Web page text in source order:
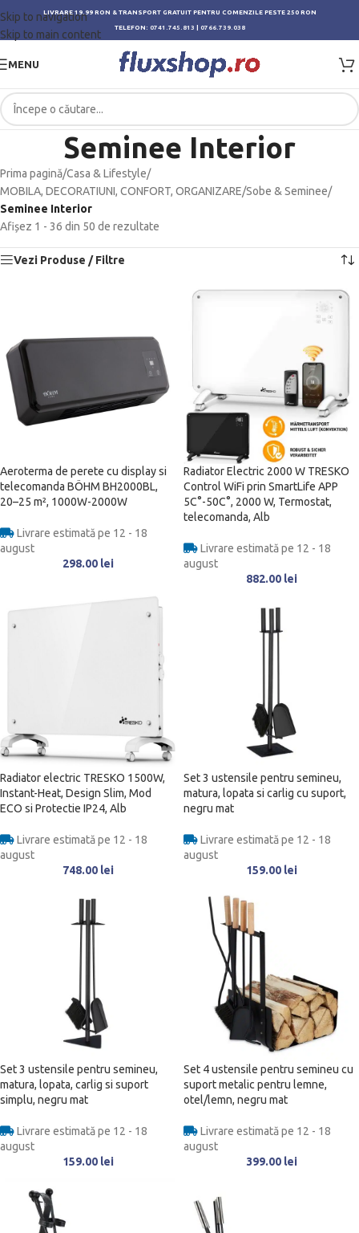
Skip to navigation
Skip to main content
LIVRARE 19.99 RON & TRANSPORT GRATUIT PENTRU COMENZILE PESTE 250 RON
TELEFON: 0741.745.813 0766.739.038
MENU
Seminee Interior
Prima pagină/Casa & Lifestyle/
MOBILA, DECORATIUNI, CONFORT, ORGANIZARE/Sobe & Seminee/
Seminee Interior
Afișez 1 - 36 din 50 de rezultate
Vezi Produse / Filtre
Aeroterma de perete cu display si
telecomanda BÖHM BH2000BL,
20–25 m², 1000W-2000W
Livrare estimată pe 12 - 18
august
298.00 lei
Radiator Electric 2000 W TRESKO
Control WiFi prin SmartLife APP
5C°-50C°, 2000 W, Termostat,
telecomanda, Alb
Livrare estimată pe 12 - 18
august
882.00 lei
Radiator electric TRESKO 1500W,
Instant-Heat, Design Slim, Mod
ECO si Protectie IP24, Alb
Livrare estimată pe 12 - 18
august
748.00 lei
Set 3 ustensile pentru semineu,
matura, lopata si carlig cu suport,
negru mat
Livrare estimată pe 12 - 18
august
159.00 lei
Set 3 ustensile pentru semineu,
matura, lopata, carlig si suport
simplu, negru mat
Livrare estimată pe 12 - 18
august
159.00 lei
Set 4 ustensile pentru semineu cu
suport metalic pentru lemne,
otel/lemn, negru mat
Livrare estimată pe 12 - 18
august
399.00 lei